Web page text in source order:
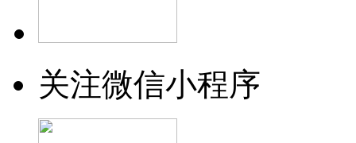
关注微信小程序